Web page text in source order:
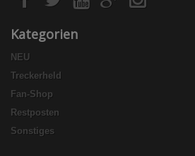
Kategorien
NEU
Treckerheld
Fan-Shop
Restposten
Sonstiges